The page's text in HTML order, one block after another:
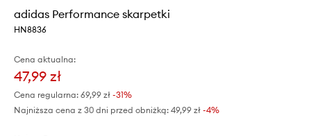
adidas Performance skarpetki
HN8836
Cena aktualna:
47,99 zł
Cena regularna: 69,99 zł -31%
Najniższa cena z 30 dni przed obniżką: 49,99 zł -4%